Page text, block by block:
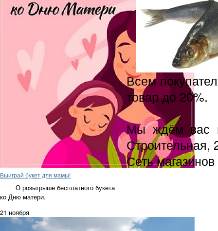
Выиграй букет для мамы!
О розыгрыше бесплатного букета
ко Дню матери.
21 ноября
Всем
товар до 20%.
Мы ждём вас
Строительная,
Сеть